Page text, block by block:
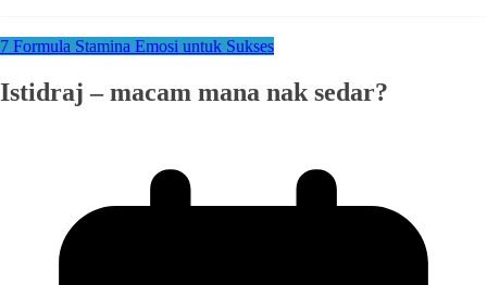
7 Formula Stamina Emosi untuk Sukses
Istidraj – macam mana nak sedar?